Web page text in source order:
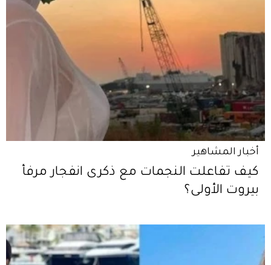
أخبار المشاهير
كيف تفاعلت النجمات مع ذكرى انفجار مرفأ
بيروت الأولى؟